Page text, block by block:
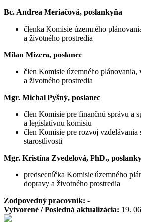
Bc. Andrea Meriačová, poslankyňa
členka Komisie územného
a životného prostredia
Milan Mizera, poslanec
člen Komisie územného plánovania,
a životného prostredia
Mgr. Michal Pyšný, poslanec
člen Komisie pre finančnú správu a
a legislatívnu komisiu
člen Komisie pre rozvoj vzdelávania
starostlivosti
Mgr. Kristína Zvedelová, PhD.,
predsedníčka Komisie územného
dopravy a životného prostredia
Zodpovedný pracovník: -
Vytvorené / Posledná aktualizácia: 19.